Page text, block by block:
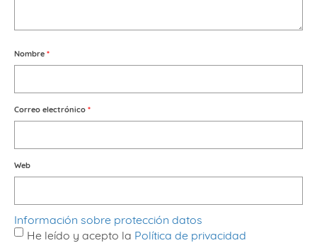
Nombre *
Correo electrónico *
Web
Información sobre protección datos
He leído y acepto la Política de privacidad